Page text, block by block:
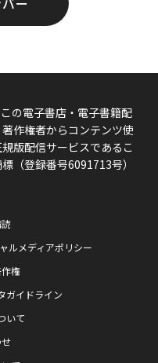
の電子書店・電子書籍配
作権者からコンテンツ使
版配信サービスであるこ
（登録番号6091713号）
ルメディアポリシー
権
ガイドライン
いて